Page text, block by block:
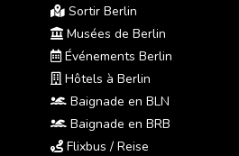
Sortir Berlin
Musées de Berlin
Événements Berlin
Hôtels à Berlin
Baignade en BLN
Baignade en BRB
Flixbus / Reise